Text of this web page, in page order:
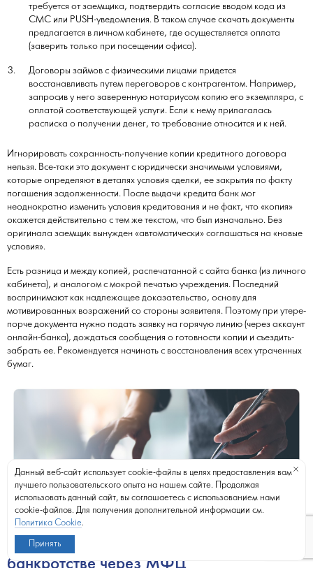
требуется от заемщика, подтвердить согласие вводом кода из
СМС или PUSH-уведомления. В таком случае скачать документы
предлагается в личном кабинете, где осуществляется оплата
(заверить только при посещении офиса).
Договоры займов с физическими лицами придется
восстанавливать путем переговоров с контрагентом. Например,
запросив у него заверенную нотариусом копию его экземпляра, с
оплатой соответствующей услуги. Если к нему прилагалась
расписка о получении денег, то требование относится и к ней.
Игнорировать сохранность-получение копии кредитного договора
нельзя. Все-таки это документ с юридически значимыми условиями,
которые определяют в деталях условия сделки, ее закрытия по факту
погашения задолженности. После выдачи кредита банк мог
неоднократно изменить условия кредитования и не факт, что «копия»
окажется действительно с тем же текстом, что был изначально. Без
оригинала заемщик вынужден «автоматически» соглашаться на «новые
условия».
Есть разница и между копией, распечатанной с сайта банка (из личного
кабинета), и аналогом с мокрой печатью учреждения. Последний
воспринимают как надлежащее доказательство, основу для
мотивированных возражений со стороны заявителя. Поэтому при утере-
порче документа нужно подать заявку на горячую линию (через аккаунт
онлайн-банка), дождаться сообщения о готовности копии и съездить-
забрать ее. Рекомендуется начинать с восстановления всех утраченных
бумаг.
Требования к должникам при
банкротстве через МФЦ
Данный веб-сайт использует cookie-файлы в целях предоставления вам
лучшего пользовательского опыта на нашем сайте. Продолжая
использовать данный сайт, вы соглашаетесь с использованием нами
cookie-файлов. Для получения дополнительной информации см.
Политика Cookie.
Принять